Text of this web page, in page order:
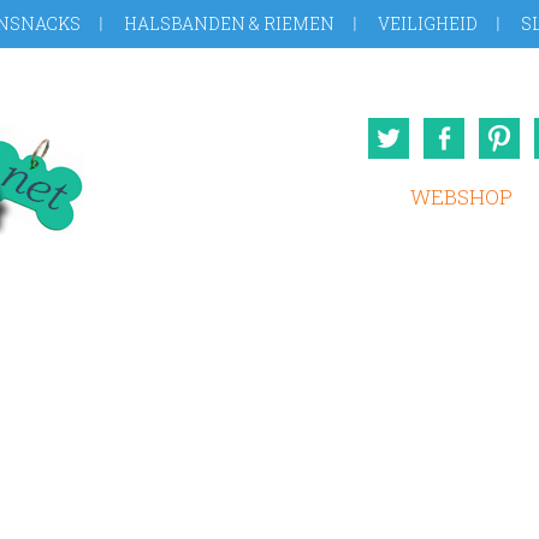
HALSBANDEN & RIEMEN VEILIGHEID
Twitter
WEBSHOP